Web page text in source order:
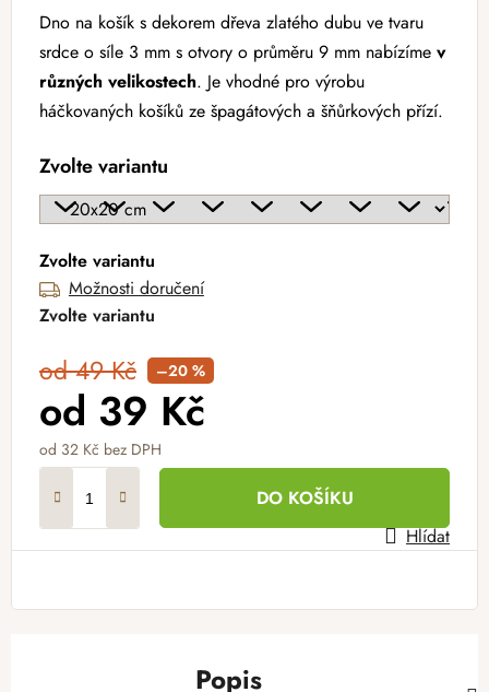
Dno na košík s dekorem dřeva zlatého dubu ve tvaru
srdce o síle 3 mm s otvory o průměru 9 mm nabízíme v
různých velikostech. Je vhodné pro výrobu
háčkovaných košíků ze špagátových a šňůrkových přízí.
Zvolte variantu
Zvolte variantu
Možnosti doručení
Zvolte variantu
od 49 Kč –20 %
od 39 Kč
od 32 Kč bez DPH
DO KOŠÍKU
Hlídat
Popis